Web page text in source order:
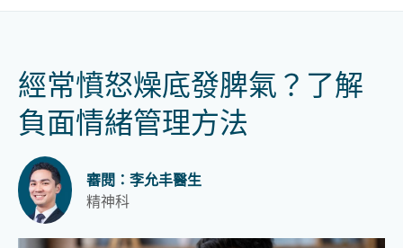
經常憤怒燥底發脾氣？了解
負面情緒管理方法
審閱：李允丰醫生
精神科